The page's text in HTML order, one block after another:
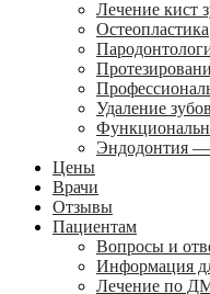
Лечение кист
Остеопластика
Удаление
Эндодонтия —
Цены
Врачи
Отзывы
Пациентам
Вопросы и
Информация
Лечение по